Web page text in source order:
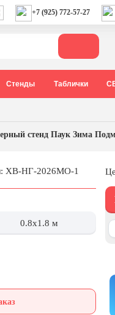
+7 (925) 772-57-27
Стенды Таблички
стенд Паук Зима
ХВ-НГ-2026МО-1
0.8x1.8 м